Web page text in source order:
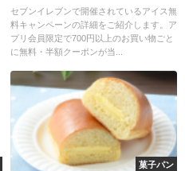
ーポン！夏のお買い物がさらに
お得に！【2023年】
セブンイレブンで開催されているアイス無
料キャンペーンの詳細をご紹介します。ア
プリ会員限定で700円以上のお買い物ごと
に無料・半額クーポンが当...
菓子パン